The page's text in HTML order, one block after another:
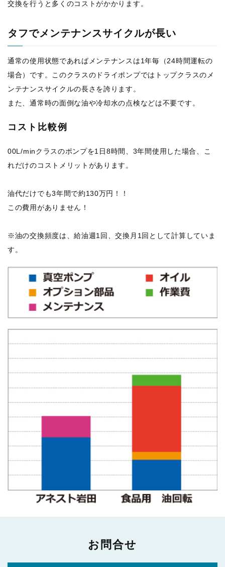
交換を行うと多くのコストがかかります。
タフでメンテナンスサイクルが長い
通常の使用状態であればメンテナンスは1年毎（24時間運転の
場合）です。このクラスのドライポンプではトップクラスのメ
ンテナンスサイクルの長さを誇ります。
また、通常時の面倒な油や冷却水の点検などは不要です。
コスト比較例
00L/minクラスのポンプを1日8時間、3年間使用した場合、こ
れだけのコストメリットがあります。
油代だけでも3年間で約130万円！！
この費用がありません！
※油の交換頻度は、給油週1回、交換月1回として計算していま
す。
お問合せ